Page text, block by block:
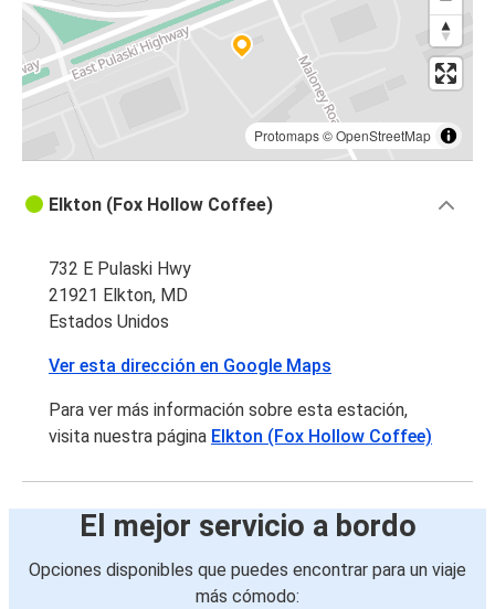
Protomaps©OpenStreetMap
Elkton (Fox Hollow Coffee)
732 E Pulaski Hwy
21921 Elkton, MD
Estados Unidos
Ver esta dirección en Google Maps
Para ver más información sobre esta estación,
visita nuestra página Elkton (Fox Hollow Coffee)
El mejor servicio a bordo
Opciones disponibles que puedes encontrar para un viaje
más cómodo: